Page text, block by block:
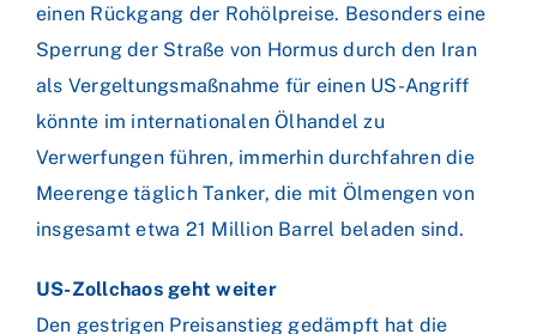
einen Rückgang der Rohölpreise. Besonders eine
Sperrung der Straße von Hormus durch den Iran
als Vergeltungsmaßnahme für einen US-Angriff
könnte im internationalen Ölhandel zu
Verwerfungen führen, immerhin durchfahren die
Meerenge täglich Tanker, die mit Ölmengen von
insgesamt etwa 21 Million Barrel beladen sind.
US-Zollchaos geht weiter
Den gestrigen Preisanstieg gedämpft hat die